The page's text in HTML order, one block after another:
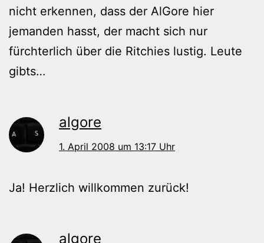
nicht erkennen, dass der AlGore hier
jemanden hasst, der macht sich nur
fürchterlich über die Ritchies lustig. Leute
gibts…
algore
1. April 2008 um 13:17 Uhr
Ja! Herzlich willkommen zurück!
algore